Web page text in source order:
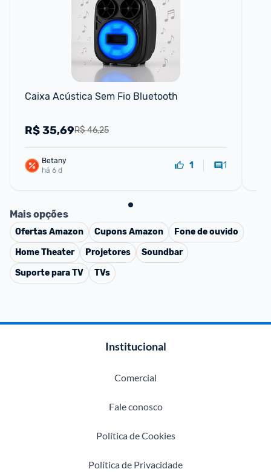
Caixa Acústica Sem Fio Bluetooth
R$ 46,25
R$35,69
Betany
há 6 d
1 1
Mais opções
OfertasAmazon CuponsAmazon
Fone de ouvido
Home Theater
Projetores
Soundbar
Suporte para TV
TVs
Institucional
Comercial
Fale conosco
Política de Cookies
Política de Privacidade